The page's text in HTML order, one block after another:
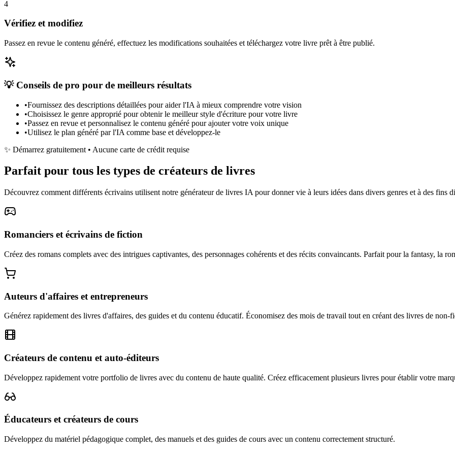
4
Vérifiez et modifiez
Passez en revue le contenu généré, effectuez les modifications souhaitées et téléchargez votre livre prêt à être publié.
💡 Conseils de pro pour de meilleurs résultats
•Fournissez des descriptions détaillées pour aider l'IA à mieux comprendre votre vision
•Choisissez le genre approprié pour obtenir le meilleur style d'écriture pour votre livre
•Passez en revue et personnalisez le contenu généré pour ajouter votre voix unique
•Utilisez le plan généré par l'IA comme base et développez-le
✨ Démarrez gratuitement • Aucune carte de crédit requise
Parfait pour tous les types de créateurs de livres
Découvrez comment différents écrivains utilisent notre générateur de livres IA pour donner vie à leurs idées dans divers genres et à des fins
Romanciers et écrivains de fiction
Créez des romans complets avec des intrigues captivantes, des personnages cohérents et des récits convaincants. Parfait pour la fantasy, la
Auteurs d'affaires et entrepreneurs
Générez rapidement des livres d'affaires, des guides et du contenu éducatif. Économisez des mois de travail tout en créant des livres de non-
Créateurs de contenu et auto-éditeurs
Développez rapidement votre portfolio de livres avec du contenu de haute qualité. Créez efficacement plusieurs livres pour établir votre
Éducateurs et créateurs de cours
Développez du matériel pédagogique complet, des manuels et des guides de cours avec un contenu correctement structuré.